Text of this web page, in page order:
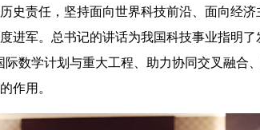
史责任，坚持面向世界科技前沿、面向经
进军。总书记的讲话为我国科技事业指明
数学计划与重大工程、助力协同交叉融合
作用。